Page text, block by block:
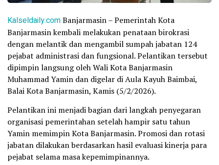
Kalseldaily.comBanjarmasin – Pemerintah Kota
Banjarmasin kembali melakukan penataan birokrasi
dengan melantik dan mengambil sumpah jabatan 124
pejabat administrasi dan fungsional. Pelantikan tersebut
dipimpin langsung oleh Wali Kota Banjarmasin
Muhammad Yamin dan digelar di Aula Kayuh Baimbai,
Balai Kota Banjarmasin, Kamis (5/2/2026).
Pelantikan ini menjadi bagian dari langkah penyegaran
organisasi pemerintahan setelah hampir satu tahun
Yamin memimpin Kota Banjarmasin. Promosi dan rotasi
jabatan dilakukan berdasarkan hasil evaluasi kinerja para
pejabat selama masa kepemimpinannya.